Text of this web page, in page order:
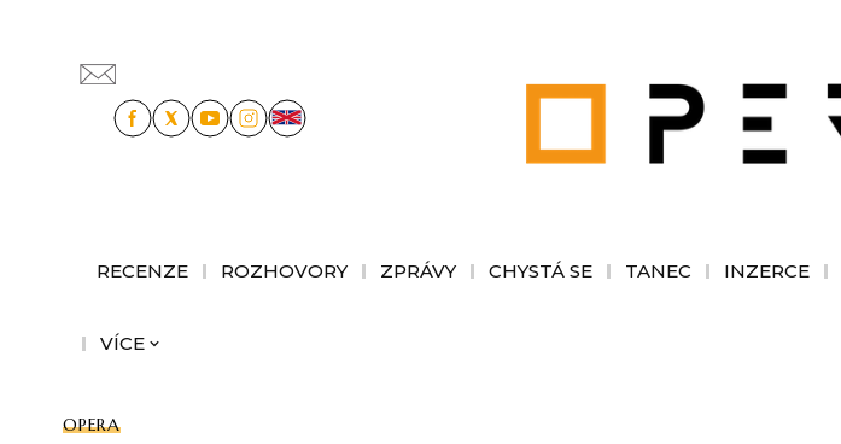
RECENZE ROZHOVORY ZPRÁVY CHYSTÁ SE TANEC INZERCE
VÍCE
OPERA